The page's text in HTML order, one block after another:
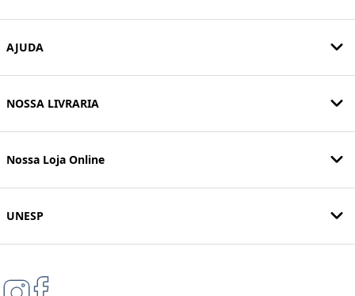
AJUDA
NOSSA LIVRARIA
Nossa Loja Online
UNESP